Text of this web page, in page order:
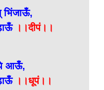
भिंजाऊँ,
।।दीपं।।
आऊँ,
।।धूपं।।